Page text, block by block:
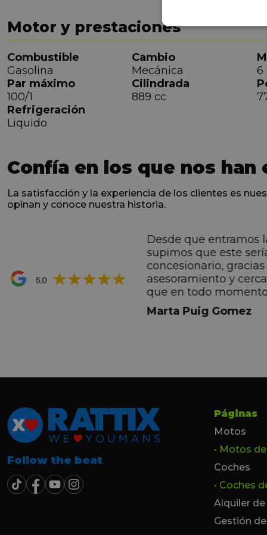
Motor y prestaciones
Combustible
Gasolina
Cambio
Mecánica
6
Par máximo
100/1
Cilindrada
889 cc
Refrigeración
Liquido
Confía en los que nos han
La satisfacción y la experiencia de los clientes es
opinan y conoce nuestra historia.
premio de su vida.
por todo.
Desde que entramos
supimos que este
concesionario, gracias
asesoramiento y
que en todo
informando de forma
todos los pasos que
Marta Puig Gomez
Follow the beat
Páginas
Motos
• Motos
Coches
• Coches
Alquiler
Gestión